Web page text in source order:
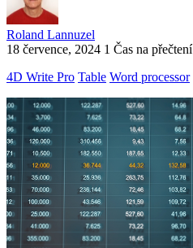
Roland Lannuzel
18 července, 2024 1 Čas na přečtení
4D Write Pro Table Word processor